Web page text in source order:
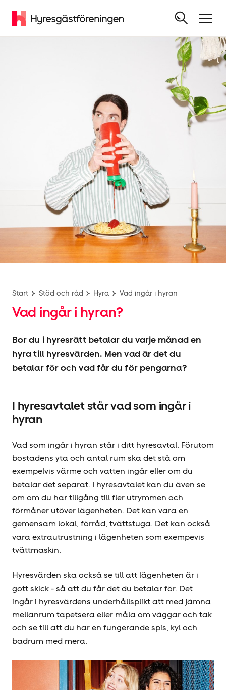
Start Stöd och råd Hyra Vad ingår i hyran
Vad ingår i hyran?
Bor du i hyresrätt betalar du varje månad en
hyra till hyresvärden. Men vad är det du
betalar för och vad får du för pengarna?
I hyresavtalet står vad som ingår i
hyran
Vad som ingår i hyran står i ditt hyresavtal. Förutom
bostadens yta och antal rum ska det stå om
exempelvis värme och vatten ingår eller om du
betalar det separat. I hyresavtalet kan du även se
om om du har tillgång till fler utrymmen och
förmåner utöver lägenheten. Det kan vara en
gemensam lokal, förråd, tvättstuga. Det kan också
vara extrautrustning i lägenheten som exempevis
tvättmaskin.
Hyresvärden ska också se till att lägenheten är i
gott skick - så att du får det du betalar för. Det
ingår i hyresvärdens underhållsplikt att med jämna
mellanrum tapetsera eller måla om väggar och tak
och se till att du har en fungerande spis, kyl och
badrum med mera.